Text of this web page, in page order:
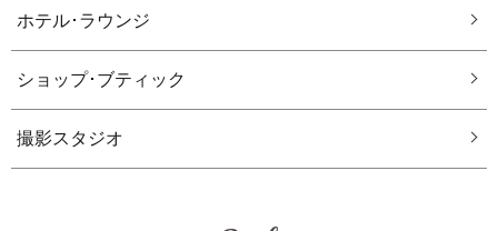
ホテル･ラウンジ
ショップ･ブティック
撮影スタジオ